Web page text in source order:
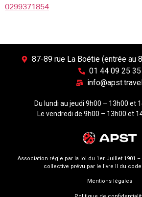
0299371854
87-89 rue La Boétie (entrée au
01 44 09 25 35
Du lundi au jeudi 9h00 – 13h00 et
Le vendredi de 9h00 – 13h00 et
Association régie par la loi du 1er Juillet 1901
collective prévu par le livre II du
Mentions légales